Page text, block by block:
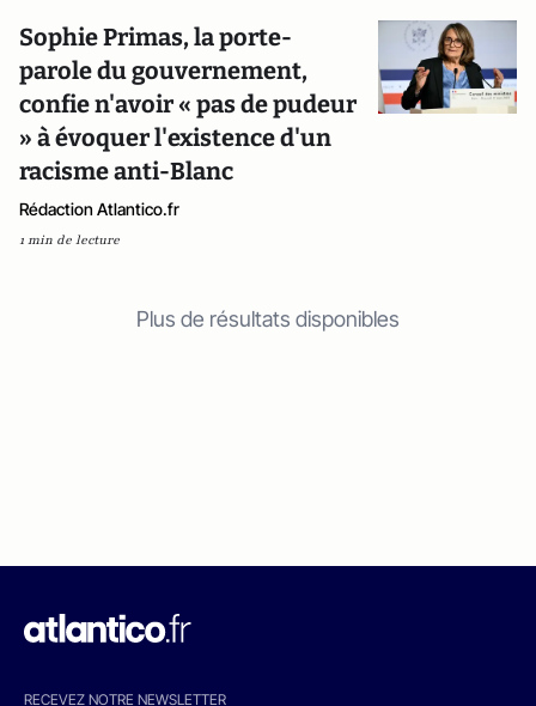
Sophie Primas, la porte-
parole du gouvernement,
confie n'avoir « pas de pudeur
» à évoquer l'existence d'un
racisme anti-Blanc
Rédaction Atlantico.fr
1 min de lecture
Plus de résultats disponibles
RECEVEZ NOTRE NEWSLETTER